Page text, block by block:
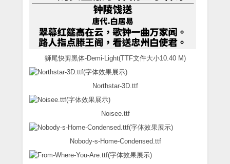
狮尾快剪黑体-Demi-Light(TTF文件大小10.40 M)
Northstar-3D.ttf
Noisee.ttf
Nobody-s-Home-Condensed.ttf